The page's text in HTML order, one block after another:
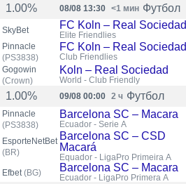
1.00% 08/08 13:30 <1 мин Футбол
SkyBet FC Koln – Real Sociedad
Elite Friendlies
Pinnacle
(PS3838)
FC Koln – Real Sociedad
Club Friendlies
Gogowin
(Crown)
Koln – Real Sociedad
World - Club Friendly
1.00% 09/08 00:00 2 ч Футбол
Pinnacle
(PS3838)
Barcelona SC – Macara
Ecuador - Serie A
EsporteNetBet
(BR)
Barcelona SC – CSD
Macará
Equador - LigaPro Primeira A
Efbet(BG) Barcelona SC – Macara
Ecuador - LigaPro Primera A